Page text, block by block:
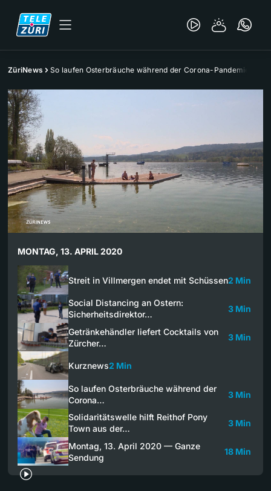
ZüriNews So laufen Osterbräuche während der Corona-Pandemie ab
MONTAG, 13. APRIL 2020
Streit in Villmergen endet mit Schüssen2 Min
Social Distancing an Ostern:
Sicherheitsdirektor…
3 Min
Getränkehändler liefert Cocktails von
Zürcher…
3 Min
Kurznews2 Min
So laufen Osterbräuche während der
Corona…
3 Min
Solidaritätswelle hilft Reithof Pony
Town aus der…
3 Min
Montag, 13. April 2020 — Ganze
Sendung
18 Min